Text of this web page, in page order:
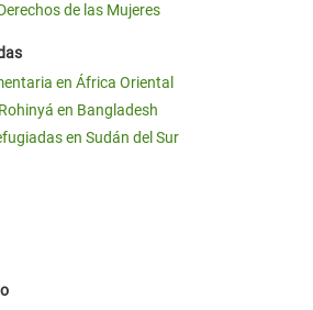
de las Mujeres
en África Oriental
en Bangladesh
en Sudán del Sur